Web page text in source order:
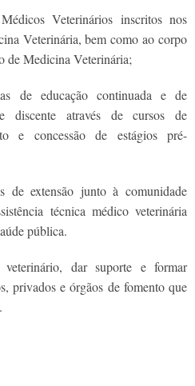
Veterinários inscritos nos
Veterinária, bem como ao corpo
de Medicina Veterinária;
de educação continuada e de
discente através de cursos de
e concessão de estágios pré-
de extensão junto à comunidade
técnica médico veterinária
pública.
veterinário, dar suporte e formar
privados e órgãos de fomento que